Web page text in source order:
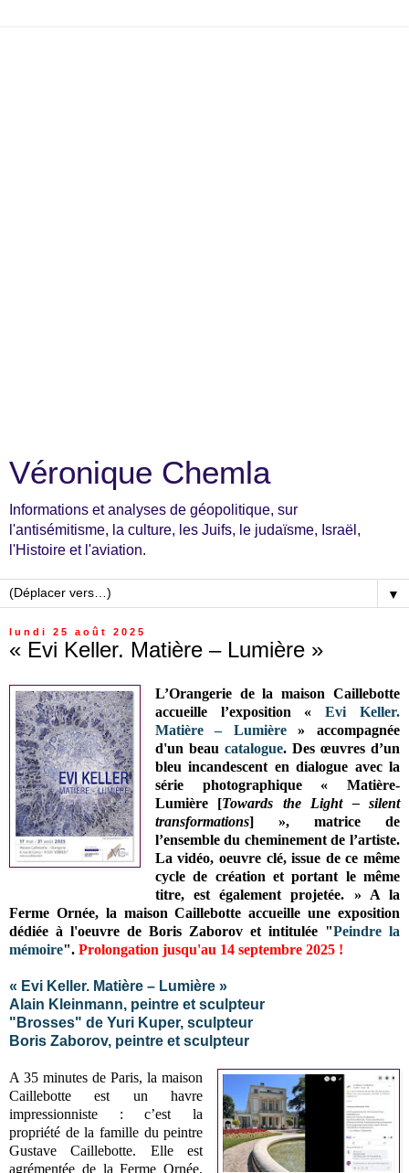
Véronique Chemla
Informations et analyses de géopolitique, sur
l'antisémitisme, la culture, les Juifs, le judaïsme, Israël,
l'Histoire et l'aviation.
▼
lundi 25 août 2025
« Evi Keller. Matière – Lumière »
L’Orangerie de la maison Caillebotte
accueille l’exposition «Evi Keller.
Matière – Lumière» accompagnée
d'un beau catalogue. Des œuvres d’un
bleu incandescent en dialogue avec la
série photographique « Matière-
Lumière [Towards the Light – silent
transformations] », matrice de
l’ensemble du cheminement de l’artiste.
La vidéo, oeuvre clé, issue de ce même
cycle de création et portant le même
titre, est également projetée. » A la
Ferme Ornée, la maison Caillebotte accueille une exposition
dédiée à l'oeuvre de Boris Zaborov et intitulée "Peindre la
mémoire". Prolongation jusqu'au 14 septembre 2025 !
« Evi Keller. Matière – Lumière »
Alain Kleinmann, peintre et sculpteur
"Brosses" de Yuri Kuper, sculpteur
Boris Zaborov, peintre et sculpteur
A 35 minutes de Paris, la maison
Caillebotte est un havre
impressionniste : c’est la
propriété de la famille du peintre
Gustave Caillebotte. Elle est
agrémentée de la Ferme Ornée,